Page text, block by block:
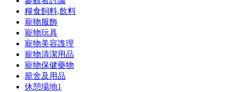
糧食飼料,飲料
寵物服飾
寵物玩具
寵物美容謢理
寵物清潔用品
寵物保健藥物
籠舍及用品
休憩場地1